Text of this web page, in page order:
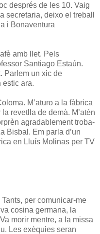
després de les 10. Vaig
secretaria, deixo el treball
i Bonaventura
amb llet. Pels
Santiago Estaún.
Parlem un xic de
estic ara.
M’aturo a la fàbrica
revetlla de demà. M’atén
agradablement troba-
Bisbal. Em parla d’un
en Lluís Molinas per TV
per comunicar-me
cosina germana, la
morir mentre, a la missa
Les exèquies seran